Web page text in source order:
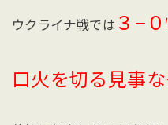
ウクライナ戦では ３−
口火を切る見事